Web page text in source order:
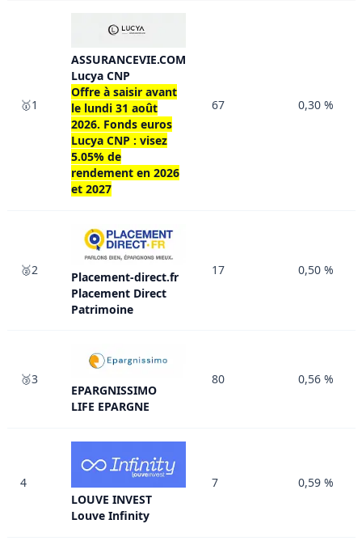
🥇1
ASSURANCEVIE.COM
Lucya CNP
Offre à saisir avant
le lundi 31 août
2026. Fonds euros
Lucya CNP : visez
5.05% de
rendement en 2026
et 2027
67 0,30 %
🥈2
Placement-direct.fr
Placement Direct
Patrimoine
17 0,50 %
🥉3
EPARGNISSIMO
LIFE EPARGNE
80 0,56 %
4
LOUVE INVEST
Louve Infinity
7 0,59 %